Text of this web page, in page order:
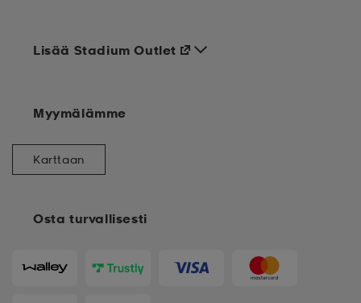
Osta turvallisesti
Lisää Stadium Outlet
Myymälämme
Karttaan